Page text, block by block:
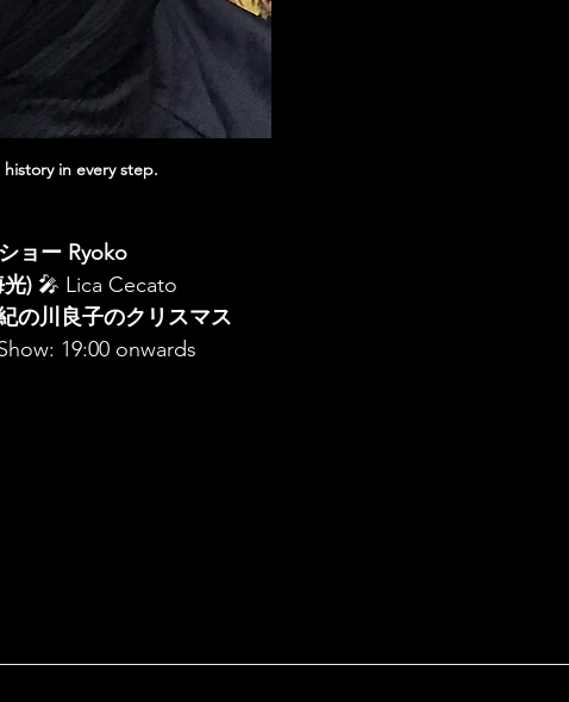
in every step.
ョー Ryoko
光) 🎤 Lica Cecato
の川良子のクリスマス
19:00 onwards